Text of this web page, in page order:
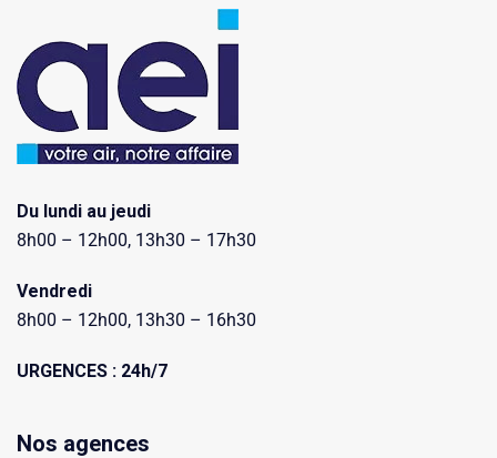
Du lundi au jeudi
8h00 – 12h00, 13h30 – 17h30
Vendredi
8h00 – 12h00, 13h30 – 16h30
URGENCES : 24h/7
Nos agences